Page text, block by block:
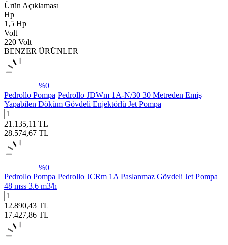
Ürün Açıklaması
Hp
1,5 Hp
Volt
220 Volt
BENZER ÜRÜNLER
%0
Pedrollo Pompa Pedrollo JDWm 1A-N/30 30 Metreden Emiş
Yapabilen Döküm Gövdeli Enjektörlü Jet Pompa
21.135,11 TL
28.574,67 TL
%0
Pedrollo Pompa Pedrollo JCRm 1A Paslanmaz Gövdeli Jet Pompa
48 mss 3.6 m3/h
12.890,43 TL
17.427,86 TL